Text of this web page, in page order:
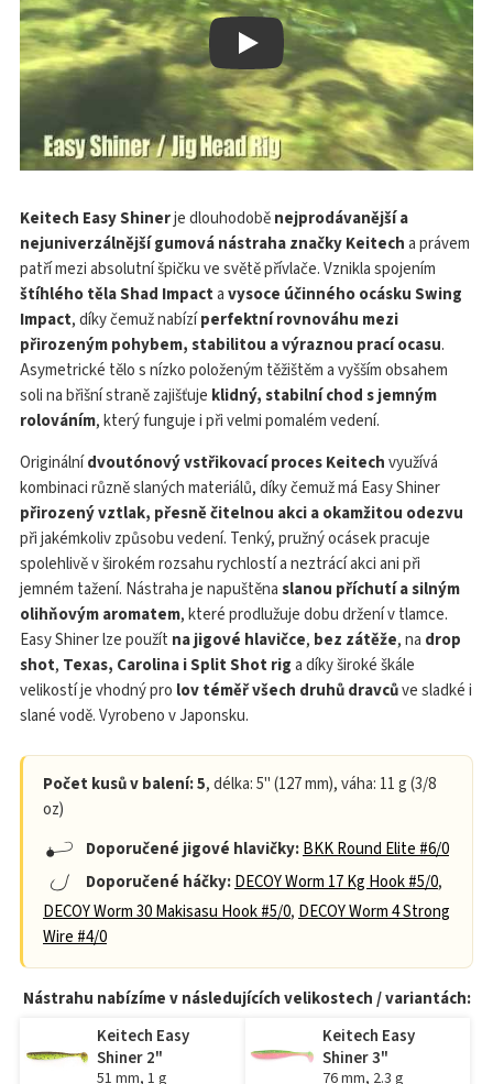
Play
Keitech Easy Shinerje dlouhodoběnejprodávanější a
nejuniverzálnější gumová nástraha značky Keitecha právem
patří mezi absolutní špičku ve světě přívlače. Vznikla spojením
štíhlého těla Shad Impactavysoce účinného ocásku Swing
Impact, díky čemuž nabízíperfektní rovnováhu mezi
přirozeným pohybem, stabilitou a výraznou prací ocasu.
Asymetrické tělo s nízko položeným těžištěm a vyšším obsahem
soli na břišní straně zajišťuje klidný, stabilní chod s jemným
rolováním, který funguje i při velmi pomalém vedení.
Originálnídvoutónový vstřikovací proces Keitechvyužívá
kombinaci různě slaných materiálů, díky čemuž má Easy Shiner
přirozený vztlak, přesně čitelnou akci a okamžitou odezvu
při jakémkoliv způsobu vedení. Tenký, pružný ocásek pracuje
spolehlivě v širokém rozsahu rychlostí a neztrácí akci ani při
jemném tažení. Nástraha je napuštěnaslanou příchutí a silným
olihňovým aromatem, které prodlužuje dobu držení v tlamce.
Easy Shiner lze použít na jigové hlavičce, bez zátěže, na drop
shot, Texas, Carolina i Split Shot riga díky široké škále
velikostí je vhodný pro lov téměř všech druhů dravcůve sladké i
slané vodě. Vyrobeno v Japonsku.
Počet kusů v balení: 5, délka: 5" (127 mm), váha: 11 g (3/8
oz)
Doporučené jigové hlavičky:BKK Round Elite #6/0
Doporučené háčky:DECOY Worm 17 Kg Hook #5/0,
DECOY Worm 30 Makisasu Hook #5/0, DECOY Worm 4 Strong
Wire #4/0
Nástrahu nabízíme v následujících velikostech / variantách:
Keitech Easy
Shiner 2"
51 mm, 1 g
Keitech Easy
Shiner 3"
76 mm, 2.3 g